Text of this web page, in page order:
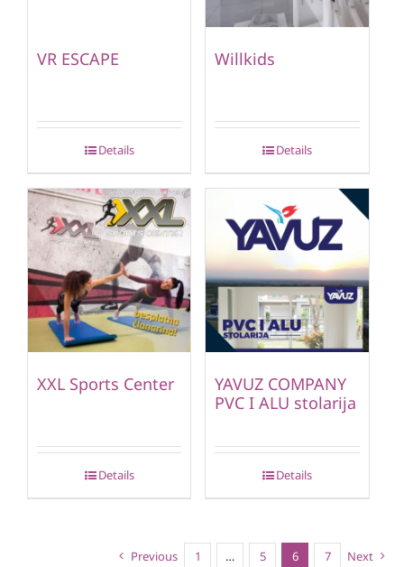
VR ESCAPE
Details
Willkids
Details
XXL Sports Center
Details
YAVUZ COMPANY
PVC I ALU stolarija
Details
Previous 1 … 5 6 7 Next